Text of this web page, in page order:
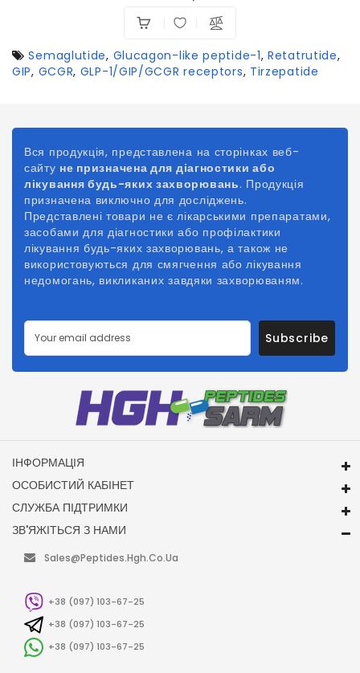
Semaglutide, Glucagon-like peptide-1,Retatrutide,
GIP, GCGR, GLP-1/GIP/GCGR receptors, Tirzepatide
Вся продукція, представлена на сторінках веб-
сайту не призначена для діагностики або
лікування будь-яких захворювань. Продукція
призначена виключно для досліджень.
Представлені товари не є лікарськими препаратами,
засобами для діагностики або профілактики
лікування будь-яких захворювань, а також не
використовуються для смягчення або лікування
недомогань, викликанихзавдяки захворюваням.
Subscribe
ІНФОРМАЦІЯ
ОСОБИСТИЙ КАБІНЕТ
СЛУЖБА ПІДТРИМКИ
ЗВ'ЯЖІТЬСЯ З НАМИ
Sales@peptides.hgh.co.ua
+38 (097) 103-67-25
+38 (097) 103-67-25
+38 (097) 103-67-25